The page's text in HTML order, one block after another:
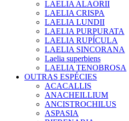
LAELIA ALAORII
LAELIA CRISPA
LAELIA LUNDII
LAELIA PURPURATA
LAELIA RUPÍCULA
LAELIA SINCORANA
Laelia superbiens
LAELIA TENOBROSA
OUTRAS ESPÉCIES
ACACALLIS
ANACHEILLIUM
ANCISTROCHILUS
ASPASIA